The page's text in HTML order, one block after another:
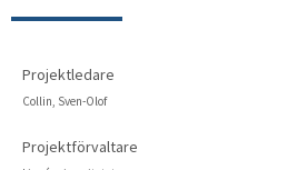
Projektledare
Collin, Sven-Olof
Projektförvaltare